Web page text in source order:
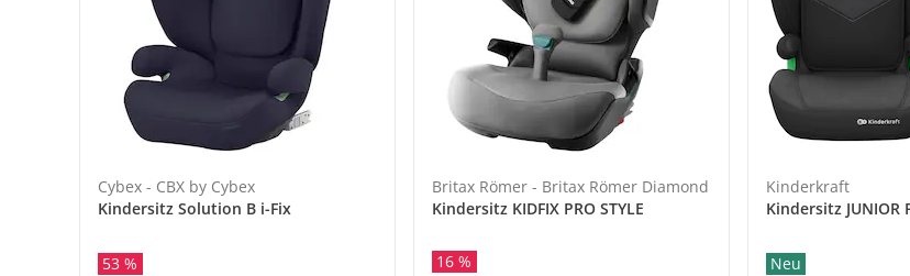
Cybex - CBX by Cybex
Kindersitz Solution B i-Fix
53 %
Britax Römer - Britax Römer Diamond
Kindersitz KIDFIX PRO STYLE
16 %
Kinderkraft
Kindersitz JUNIOR
Neu